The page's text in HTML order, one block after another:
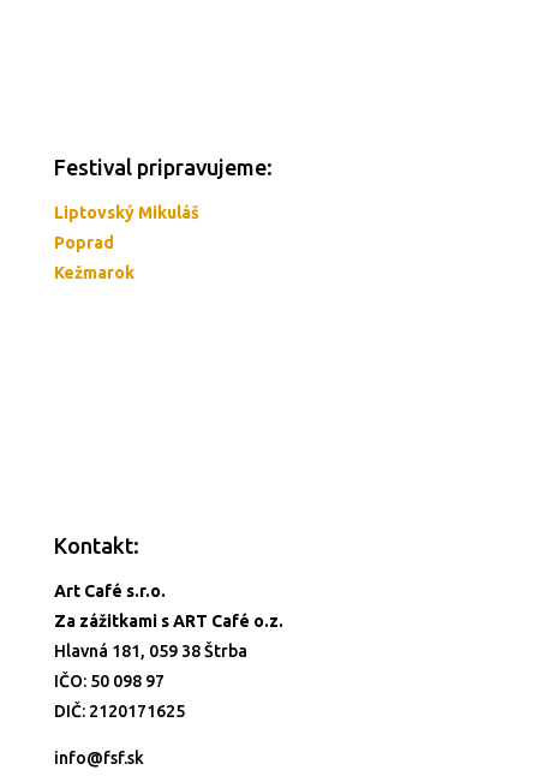
Festival pripravujeme:
Liptovský Mikuláš
Poprad
Kežmarok
Kontakt:
Art Café s.r.o.
Za zážitkami s ART Café o.z.
Hlavná 181, 059 38 Štrba
IČO: 50 098 97
DIČ: 2120171625
info@fsf.sk